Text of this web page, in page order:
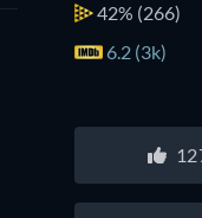
42% (266)
6.2 (3k)